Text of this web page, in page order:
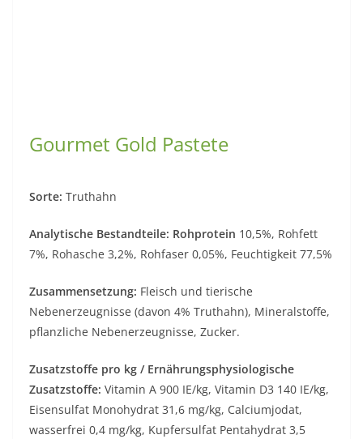
Gourmet Gold Pastete
Sorte: Truthahn
Analytische Bestandteile: Rohprotein 10,5%, Rohfett
7%, Rohasche 3,2%, Rohfaser 0,05%, Feuchtigkeit 77,5%
Zusammensetzung: Fleisch und tierische
Nebenerzeugnisse (davon 4% Truthahn), Mineralstoffe,
pflanzliche Nebenerzeugnisse, Zucker.
Zusatzstoffe pro kg / Ernährungsphysiologische
Zusatzstoffe: Vitamin A 900 IE/kg, Vitamin D3 140 IE/kg,
Eisensulfat Monohydrat 31,6 mg/kg, Calciumjodat,
wasserfrei 0,4 mg/kg, Kupfersulfat Pentahydrat 3,5